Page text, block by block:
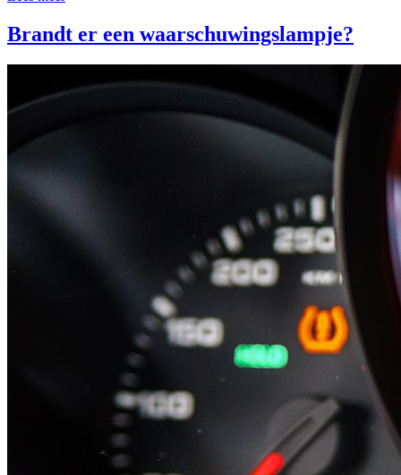
Brandt er een waarschuwingslampje?